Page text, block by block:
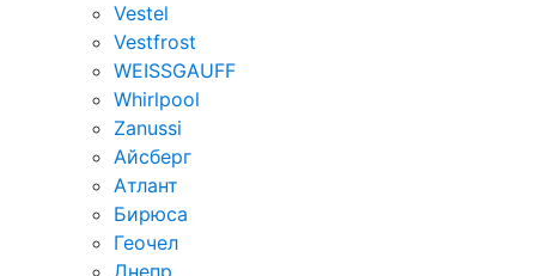
Vestel
Vestfrost
WEISSGAUFF
Whirlpool
Zanussi
Айсберг
Атлант
Бирюса
Геочел